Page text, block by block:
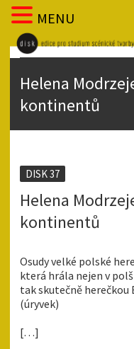
Helena
kontinentů
DISK 37
Helena
kontinentů
Osudy velké polské
která hrála nejen v
tak skutečně herečkou
(úryvek)
[…]
MENU